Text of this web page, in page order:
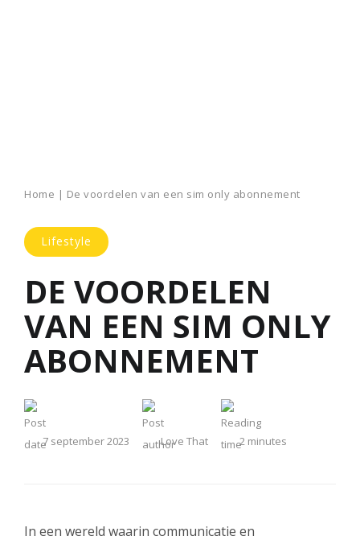
Home | De voordelen van een sim only abonnement
Lifestyle
DE VOORDELEN
VAN EEN SIM ONLY
ABONNEMENT
7 september 2023 Love That 2 minutes
In een wereld waarin communicatie en